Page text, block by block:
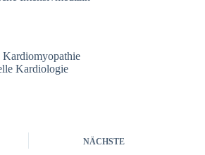
Kardiologie
NÄCHSTE